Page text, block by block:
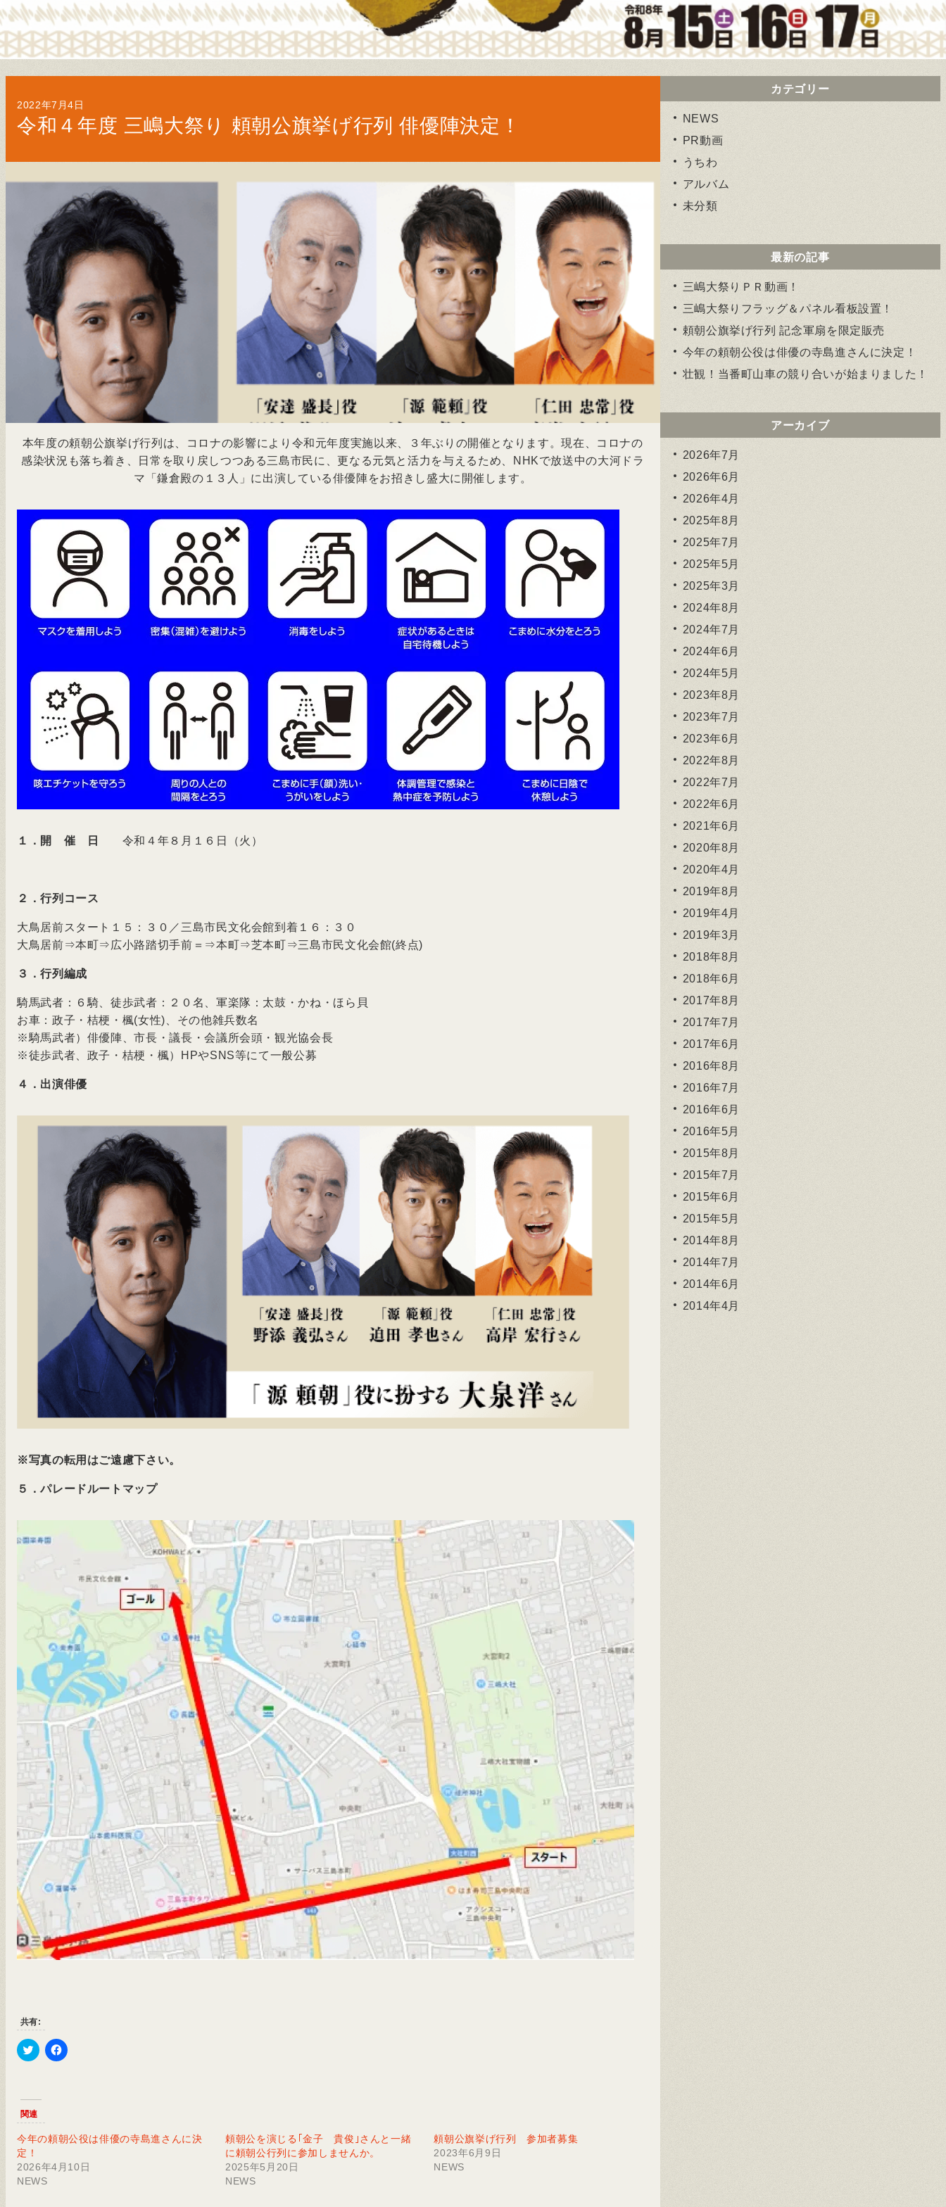
2022年7月4日
令和４年度 三嶋大祭り 頼朝公旗挙げ行列 俳優陣決定！
本年度の頼朝公旗挙げ行列は、コロナの影響により令和元年度実施以来、３年ぶりの開催となります。現在、コロナの
感染状況も落ち着き、日常を取り戻しつつある三島市民に、更なる元気と活力を与えるため、NHKで放送中の大河ドラ
マ「鎌倉殿の１３人」に出演している俳優陣をお招きし盛大に開催します。
１．開 催 日 令和４年８月１６日（火）
２．行列コース
大鳥居前スタート１５：３０／三島市民文化会館到着１６：３０
大鳥居前⇒本町⇒広小路踏切手前＝⇒本町⇒芝本町⇒三島市民文化会館(終点)
３．行列編成
騎馬武者：６騎、徒歩武者：２０名、軍楽隊：太鼓・かね・ほら貝
お車：政子・桔梗・楓(女性)、その他雑兵数名
※騎馬武者）俳優陣、市長・議長・会議所会頭・観光協会長
※徒歩武者、政子・桔梗・楓）HPやSNS等にて一般公募
４．出演俳優
※写真の転用はご遠慮下さい。
５．パレードルートマップ
共有:
Click
Twitter
(新
し
い
ウ
ィ
ン
ド
ウ
で
Facebook
ク
リ
ク
し
関連
今年の頼朝公役は俳優の寺島進さんに決
定！
2026年4月10日
NEWS
頼朝公を演じる｢金子 貴俊｣さんと一緒
に頼朝公行列に参加しませんか。
2025年5月20日
NEWS
頼朝公旗挙げ行列 参加者募集
2023年6月9日
NEWS
カテゴリー
NEWS
PR動画
うちわ
アルバム
未分類
最新の記事
三嶋大祭りＰＲ動画！
三嶋大祭りフラッグ＆パネル看板設置！
頼朝公旗挙げ行列 記念軍扇を限定販売
今年の頼朝公役は俳優の寺島進さんに決定！
壮観！当番町山車の競り合いが始まりました！
アーカイブ
2026年7月
2026年6月
2026年4月
2025年8月
2025年7月
2025年5月
2025年3月
2024年8月
2024年7月
2024年6月
2024年5月
2023年8月
2023年7月
2023年6月
2022年8月
2022年7月
2022年6月
2021年6月
2020年8月
2020年4月
2019年8月
2019年4月
2019年3月
2018年8月
2018年6月
2017年8月
2017年7月
2017年6月
2016年8月
2016年7月
2016年6月
2016年5月
2015年8月
2015年7月
2015年6月
2015年5月
2014年8月
2014年7月
2014年6月
2014年4月